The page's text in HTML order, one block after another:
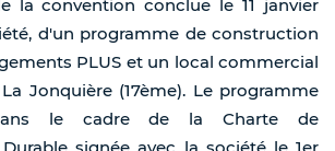
la convention conclue le 11 janvier
d'un programme de construction
PLUS et un local commercial
Jonquière (17ème). Le programme
le cadre de la Charte de